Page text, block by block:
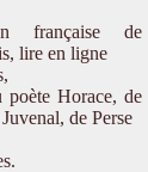
française de
lire en ligne
poète Horace, de
de Perse